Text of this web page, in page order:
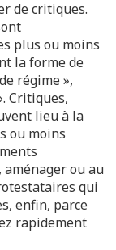
de critiques.
plus ou moins
la forme de
régime »,
Critiques,
lieu à la
ou moins
ou au
qui
enfin, parce
rapidement